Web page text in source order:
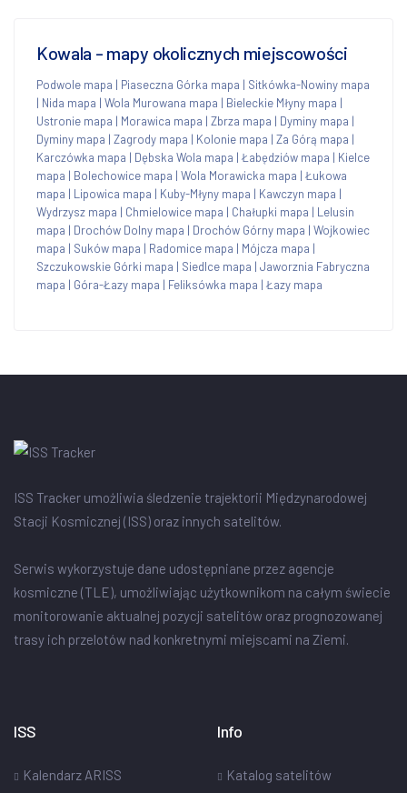
Kowala - mapy okolicznych miejscowości
Podwole mapa | Piaseczna Górka mapa | Sitkówka-Nowiny mapa
| Nida mapa | Wola Murowana mapa | Bieleckie Młyny mapa |
Ustronie mapa | Morawica mapa | Zbrza mapa | Dyminy mapa |
Dyminy mapa | Zagrody mapa | Kolonie mapa | Za Górą mapa |
Karczówka mapa | Dębska Wola mapa | Łabędziów mapa | Kielce
mapa | Bolechowice mapa | Wola Morawicka mapa | Łukowa
mapa | Lipowica mapa | Kuby-Młyny mapa | Kawczyn mapa |
Wydrzysz mapa | Chmielowice mapa | Chałupki mapa | Lelusin
mapa | Drochów Dolny mapa | Drochów Górny mapa | Wojkowiec
mapa | Suków mapa | Radomice mapa | Mójcza mapa |
Szczukowskie Górki mapa | Siedlce mapa | Jaworznia Fabryczna
mapa | Góra-Łazy mapa | Feliksówka mapa | Łazy mapa
ISS Tracker umożliwia śledzenie trajektorii Międzynarodowej
Stacji Kosmicznej (ISS) oraz innych satelitów.
Serwis wykorzystuje dane udostępniane przez agencje
kosmiczne (TLE), umożliwiając użytkownikom na całym świecie
monitorowanie aktualnej pozycji satelitów oraz prognozowanej
trasy ich przelotów nad konkretnymi miejscami na Ziemi.
ISS
Kalendarz ARISS
Info
Katalog satelitów